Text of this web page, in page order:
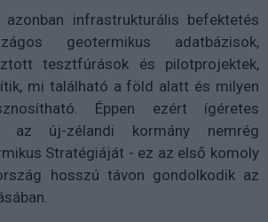
infrastrukturális befektetés
geotermikus adatbázisok,
tesztfúrások és pilotprojektek,
mi található a föld alatt és milyen
Éppen ezért ígéretes
az új-zélandi kormány nemrég
Stratégiáját - ez az első komoly
hosszú távon gondolkodik az